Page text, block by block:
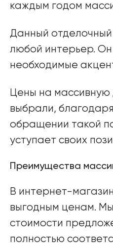
каждым годом
Данный
любой интерьер.
необходимые
Цены на массивную
выбрали,
обращении такой
уступает своих
Преимущества
В интернет-
выгодным ценам.
стоимости
полностью